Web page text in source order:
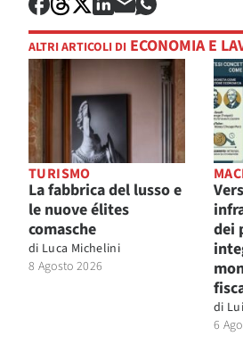
ALTRI ARTICOLI DI ECONOMIA E
TURISMO
La fabbrica del lusso e
le nuove élites
comasche
di Luca Michelini
8 Agosto 2026
dei
di
6